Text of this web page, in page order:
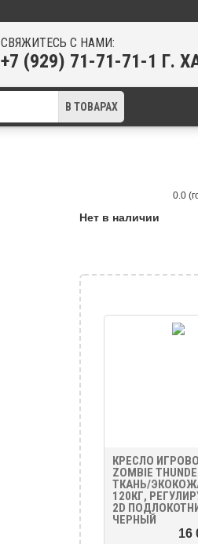
СВЯЖИТЕСЬ С НАМИ:
+7 (929) 71-71-71-1 Г.
В ТОВАРАХ
0.0
Нет в наличии
КРЕСЛО
ZOMBIE
ТКАНЬ/
120КГ,
2D
ЧЕРНЫЙ
16